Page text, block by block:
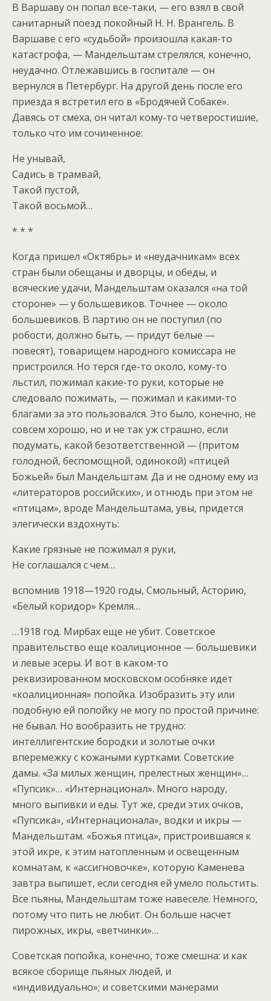
В Варшаву он попал все-таки, — его взял в свой
санитарный поезд покойный H. H. Врангель. В
Варшаве с его «судьбой» произошла какая-то
катастрофа, — Мандельштам стрелялся, конечно,
неудачно. Отлежавшись в госпитале — он
вернулся в Петербург. На другой день после его
приезда я встретил его в «Бродячей Собаке».
Давясь от смеха, он читал кому-то четверостишие,
только что им сочиненное:
Не унывай,
Садись в трамвай,
Такой пустой,
Такой восьмой…
* * *
Когда пришел «Октябрь» и «неудачникам» всех
стран были обещаны и дворцы, и обеды, и
всяческие удачи, Мандельштам оказался «на той
стороне» — у большевиков. Точнее — около
большевиков. В партию он не поступил (по
робости, должно быть, — придут белые —
повесят), товарищем народного комиссара не
пристроился. Но терся где-то около, кому-то
льстил, пожимал какие-то руки, которые не
следовало пожимать, — пожимал и какими-то
благами за это пользовался. Это было, конечно, не
совсем хорошо, но и не так уж страшно, если
подумать, какой безответственной — (притом
голодной, беспомощной, одинокой) «птицей
Божьей» был Мандельштам. Да и не одному ему из
«литераторов российских», и отнюдь при этом не
«птицам», вроде Мандельштама, увы, придется
элегически вздохнуть:
Какие грязные не пожимал я руки,
Не соглашался с чем…
вспомнив 1918—1920 годы, Смольный, Асторию,
«Белый коридор» Кремля…
…1918 год. Мирбах еще не убит. Советское
правительство еще коалиционное — большевики
и левые эсеры. И вот в каком-то
реквизированном московском особняке идет
«коалиционная» попойка. Изобразить эту или
подобную ей попойку не могу по простой причине:
не бывал. Но вообразить не трудно:
интеллигентские бородки и золотые очки
вперемежку с кожаными куртками. Советские
дамы. «За милых женщин, прелестных женщин»…
«Пупсик»… «Интернационал». Много народу,
много выпивки и еды. Тут же, среди этих очков,
«Пупсика», «Интернационала», водки и икры —
Мандельштам. «Божья птица», пристроившаяся к
этой икре, к этим натопленным и освещенным
комнатам, к «ассигновочке», которую Каменева
завтра выпишет, если сегодня ей умело польстить.
Все пьяны, Мандельштам тоже навеселе. Немного,
потому что пить не любит. Он больше насчет
пирожных, икры, «ветчинки»…
Советская попойка, конечно, тоже смешна: и как
всякое сборище пьяных людей, и
«индивидуально»; и советскими манерами